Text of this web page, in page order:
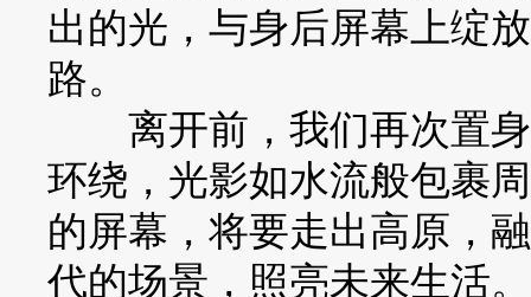
出的光，与身后屏幕上绽
路。
离开前，我们再次置身
环绕，光影如水流般包裹
的屏幕，将要走出高原，
代的场景，照亮未来生活。